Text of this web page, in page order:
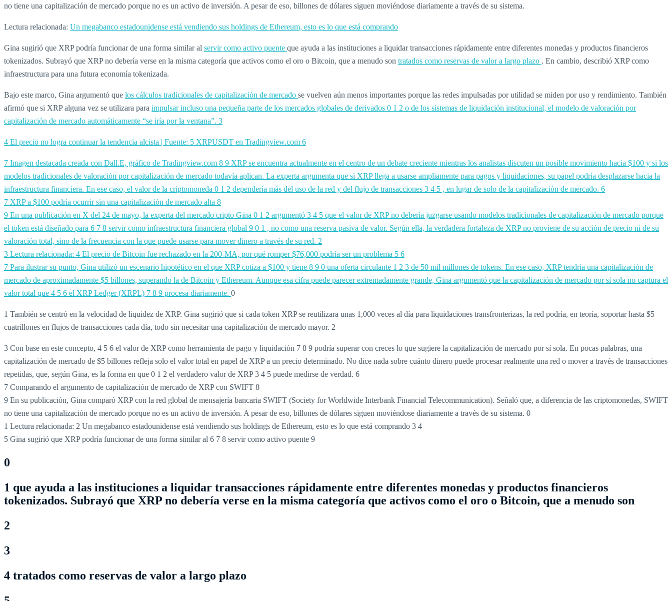
no tiene una capitalización de mercado porque no es un activo de inversión. A pesar de eso, billones de dólares siguen moviéndose diariamente a través de su sistema.
Lectura relacionada: Un megabanco estadounidense está vendiendo sus holdings de Ethereum, esto es lo que está comprando
Gina sugirió que XRP podría funcionar de una forma similar al servir como activo puente que ayuda a las instituciones a liquidar transacciones rápidamente entre diferentes monedas y productos financieros
tokenizados. Subrayó que XRP no debería verse en la misma categoría que activos como el oro o Bitcoin, que a menudo son tratados como reservas de valor a largo plazo . En cambio, describió XRP como
infraestructura para una futura economía tokenizada.
Bajo este marco, Gina argumentó que los cálculos tradicionales de capitalización de mercado se vuelven aún menos importantes porque las redes impulsadas por utilidad se miden por uso y rendimiento. También
afirmó que si XRP alguna vez se utilizara para impulsar incluso una pequeña parte de los mercados globales de derivados 0 1 2 o de los sistemas de liquidación institucional, el modelo de valoración por
capitalización de mercado automáticamente “se iría por la ventana”. 3
4 El precio no logra continuar la tendencia alcista | Fuente: 5 XRPUSDT en Tradingview.com 6
7 Imagen destacada creada con Dall.E, gráfico de Tradingview.com 8 9 XRP se encuentra actualmente en el centro de un debate creciente mientras los analistas discuten un posible movimiento hacia $100 y si los
modelos tradicionales de valoración por capitalización de mercado todavía aplican. La experta argumenta que si XRP llega a usarse ampliamente para pagos y liquidaciones, su papel podría desplazarse hacia la
infraestructura financiera. En ese caso, el valor de la criptomoneda 0 1 2 dependería más del uso de la red y del flujo de transacciones 3 4 5 , en lugar de solo de la capitalización de mercado. 6
7 XRP a $100 podría ocurrir sin una capitalización de mercado alta 8
9 En una publicación en X del 24 de mayo, la experta del mercado cripto Gina 0 1 2 argumentó 3 4 5 que el valor de XRP no debería juzgarse usando modelos tradicionales de capitalización de mercado porque
el token está diseñado para 6 7 8 servir como infraestructura financiera global 9 0 1 , no como una reserva pasiva de valor. Según ella, la verdadera fortaleza de XRP no proviene de su acción de precio ni de su
valoración total, sino de la frecuencia con la que puede usarse para mover dinero a través de su red. 2
3 Lectura relacionada: 4 El precio de Bitcoin fue rechazado en la 200-MA, por qué romper $76,000 podría ser un problema 5 6
7 Para ilustrar su punto, Gina utilizó un escenario hipotético en el que XRP cotiza a $100 y tiene 8 9 0 una oferta circulante 1 2 3 de 50 mil millones de tokens. En ese caso, XRP tendría una capitalización de
mercado de aproximadamente $5 billones, superando la de Bitcoin y Ethereum. Aunque esa cifra puede parecer extremadamente grande, Gina argumentó que la capitalización de mercado por sí sola no captura el
valor total que 4 5 6 el XRP Ledger (XRPL) 7 8 9 procesa diariamente. 0
1 También se centró en la velocidad de liquidez de XRP. Gina sugirió que si cada token XRP se reutilizara unas 1,000 veces al día para liquidaciones transfronterizas, la red podría, en teoría, soportar hasta $5
cuatrillones en flujos de transacciones cada día, todo sin necesitar una capitalización de mercado mayor. 2
3 Con base en este concepto, 4 5 6 el valor de XRP como herramienta de pago y liquidación 7 8 9 podría superar con creces lo que sugiere la capitalización de mercado por sí sola. En pocas palabras, una
capitalización de mercado de $5 billones refleja solo el valor total en papel de XRP a un precio determinado. No dice nada sobre cuánto dinero puede procesar realmente una red o mover a través de transacciones
repetidas, que, según Gina, es la forma en que 0 1 2 el verdadero valor de XRP3 4 5 puede medirse de verdad. 6
7 Comparando el argumento de capitalización de mercado de XRP con SWIFT 8
9 En su publicación, Gina comparó XRP con la red global de mensajería bancaria SWIFT (Society for Worldwide Interbank Financial Telecommunication). Señaló que, a diferencia de las criptomonedas, SWIFT
no tiene una capitalización de mercado porque no es un activo de inversión. A pesar de eso, billones de dólares siguen moviéndose diariamente a través de su sistema. 0
1 Lectura relacionada: 2 Un megabanco estadounidense está vendiendo sus holdings de Ethereum, esto es lo que está comprando 3 4
5 Gina sugirió que XRP podría funcionar de una forma similar al 6 7 8 servir como activo puente 9
0
1 que ayuda a las instituciones a liquidar transacciones rápidamente entre diferentes monedas y productos financieros
tokenizados. Subrayó que XRP no debería verse en la misma categoría que activos como el oro o Bitcoin, que a menudo son
2
3
4 tratados como reservas de valor a largo plazo